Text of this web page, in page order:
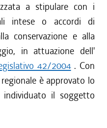
a stipulare con i
intese o accordi di
conservazione e alla
in attuazione dell'
42/2004. Con
è approvato lo
il soggetto